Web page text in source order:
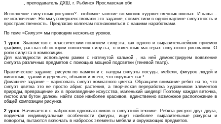
, преподаватель ДХШ, г. Рыбинск Ярославская обл
Исполнение силуэтных рисунков?– любимое занятие во многих художест­венных школах. И наша –
не исключение. Но мы усовершенствовали это задание, совместили в одной картине силуэтность и
пространственность. Предлагаю коллегам познакомиться с нашими наработками.
По теме «Силуэт» мы проводим несколько уроков.
1 урок . Знакомство с классическим понятием силуэта, как одного и выразительнейших приемов
графики, рассказ об истории появления силуэта, о известных мастерах силуэтного рисования. О
роли силуэта в композиции.
Для наглядности используем рамки с натянутой калькой , на ней демонстрируем появление
силуэта различных предметов с помощью мощной подсветки (теневой театр).
Практическое задание: рисуем по памяти и с натуры силуэты посуды, мебели, фигурок людей и
животных, зданий и деревьев, облаков и всего, что окружает нас!
Домашнее задание – нарисовать силуэт комнатного цветка. Обращаем внимание ребят на то, что
силуэт цветка это не просто абрис растения, а творческая переработка художником элементов
природы, превращение их в произведение искусства, маленький шедевр! Поэтому каждая веточка,
листок или бутон должны найти своё наиболее красивое, единственно возможное расположение в
общей композиции рисунка.
2 урок. Начинается с набросков одноклассников в силуэтной технике. Ребята рисуют друг друга,
подмечая индивидуальные особенности фигуры, ищут наиболее выразительные ракурсы и
повороты, пытаются включать в набросок элементы мебели и окружающих предметов.